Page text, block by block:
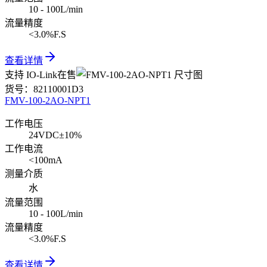
10 - 100L/min
流量精度
<3.0%F.S
查看详情
支持 IO-Link在售
货号： 82110001D3
FMV-100-2AO-NPT1
工作电压
24VDC±10%
工作电流
<100mA
测量介质
水
流量范围
10 - 100L/min
流量精度
<3.0%F.S
查看详情